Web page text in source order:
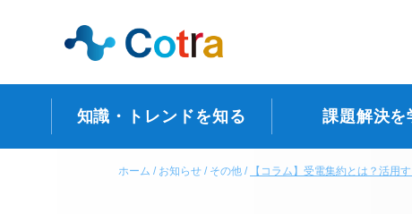
知識・トレンドを知る 課題解決を
ホーム お知らせ その他 【コラム】受電集約とは？活用